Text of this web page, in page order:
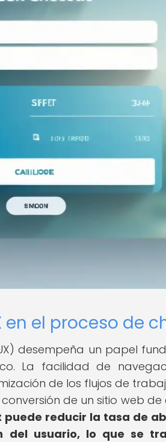
el proceso de
desempeña un papel
La facilidad de
de los flujos de
de un sitio web de
puede reducir la tasa de
del usuario, lo que se